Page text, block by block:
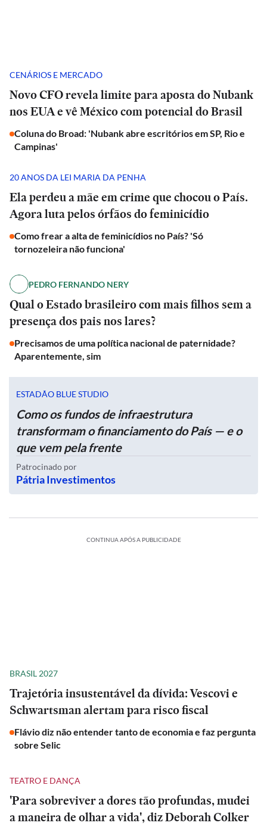
CENÁRIOS E MERCADO
Novo CFO revela limite para aposta do Nubank
nos EUA e vê México com potencial do Brasil
Coluna do Broad: 'Nubank abre escritórios em SP, Rio e
Campinas'
20 ANOS DA LEI MARIA DA PENHA
Ela perdeu a mãe em crime que chocou o País.
Agora luta pelos órfãos do feminicídio
Como frear a alta de feminicídios no País? 'Só
tornozeleira não funciona'
PEDRO FERNANDO NERY
Qual o Estado brasileiro com mais filhos sem a
presença dos pais nos lares?
Precisamos de uma política nacional de paternidade?
Aparentemente, sim
ESTADÃO BLUE STUDIO
Como os fundos de infraestrutura
transformam o financiamento do País — e o
que vem pela frente
Patrocinado por
Pátria Investimentos
CONTINUA APÓS A PUBLICIDADE
BRASIL 2027
Trajetória insustentável da dívida: Vescovi e
Schwartsman alertam para risco fiscal
Flávio diz não entender tanto de economia e faz pergunta
sobre Selic
TEATRO E DANÇA
'Para sobreviver a dores tão profundas, mudei
a maneira de olhar a vida', diz Deborah Colker